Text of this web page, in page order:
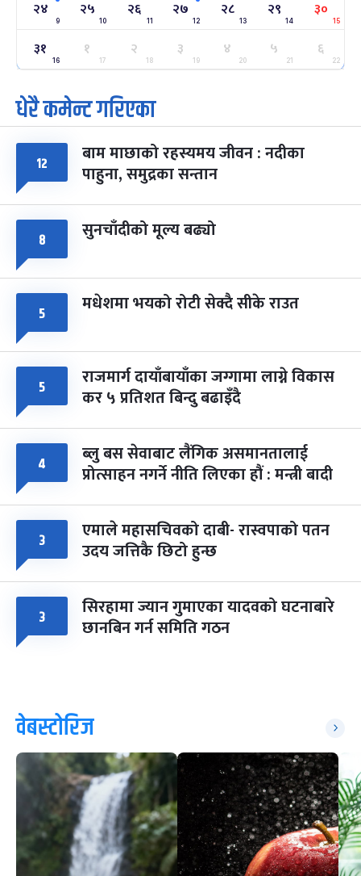
सोम फाल्गुन २४, २०८३- Mar 8, 2027
२५
मंगल
ग्याल्पो ल्होसार
फाल्गुन २५, २०८३ Mar 9, 2027
७ महिना बाँकी
७
आइत
पूर्णिमा व्रत
चैत्र ७, २०८३-Mar 21, 2027
८ फागुपूर्णिमा
चैत्र ८, २०८३-Mar 22, 2027
७ महिना बाँकी
२४
9
२५
10
२६
11
२७
12
२८
13
२९
14
३०
15
३१
16
१
17
२
18
३
19
४
20
५
21
६
22
धेरै कमेन्ट गरिएका
१२ बाम माछाको रहस्यमय जीवन : नदीका
पाहुना, समुद्रका सन्तान
८ सुनचाँदीको मूल्य बढ्यो
५ मधेशमा भयको रोटी सेक्दै सीके राउत
५ राजमार्ग दायाँबायाँका जग्गामा लाग्ने विकास
कर ५ प्रतिशत बिन्दु बढाइँदै
४ ब्लु बस सेवाबाट लैंगिक असमानतालाई
प्रोत्साहन नगर्ने नीति लिएका हौं : मन्त्री बादी
३ एमाले महासचिवको दाबी- रास्वपाको पतन
उदय जत्तिकै छिटो हुन्छ
३ सिरहामा ज्यान गुमाएका यादवको घटनाबारे
छानबिन गर्न समिति गठन
वेबस्टोरिज